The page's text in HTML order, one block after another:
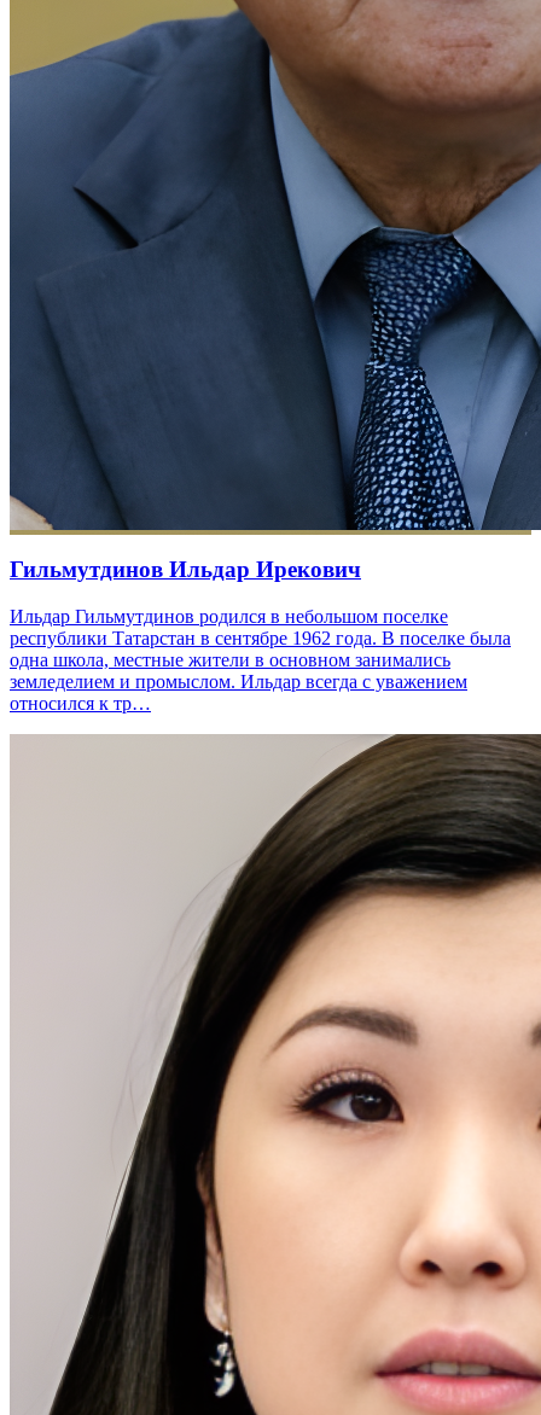
Гильмутдинов Ильдар Ирекович
Ильдар Гильмутдинов родился в небольшом поселке
республики Татарстан в сентябре 1962 года. В поселке была
одна школа, местные жители в основном занимались
земледелием и промыслом. Ильдар всегда с уважением
относился к тр…